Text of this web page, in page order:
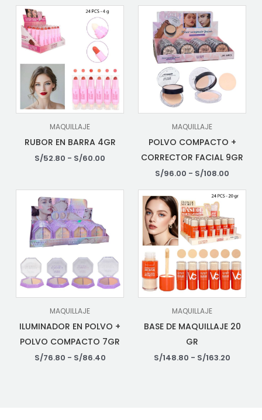
MAQUILLAJE
RUBOR EN BARRA 4GR
S/52.80 - S/60.00
MAQUILLAJE
POLVO COMPACTO +
CORRECTOR FACIAL 9GR
S/96.00 - S/108.00
MAQUILLAJE
ILUMINADOR EN POLVO +
POLVO COMPACTO 7GR
S/76.80 - S/86.40
MAQUILLAJE
BASE DE MAQUILLAJE 20
GR
S/148.80 - S/163.20